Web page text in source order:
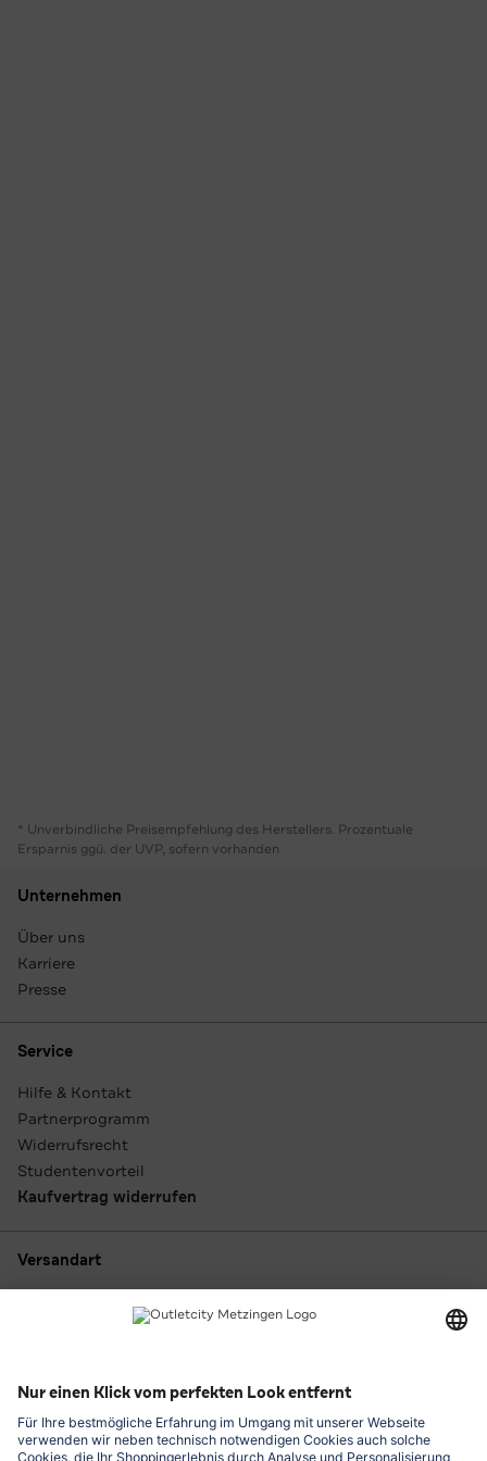
* Unverbindliche Preisempfehlung des Herstellers. Prozentuale
Ersparnis ggü. der UVP, sofern vorhanden
Unternehmen
Über uns
Karriere
Presse
Service
Hilfe & Kontakt
Partnerprogramm
Widerrufsrecht
Studentenvorteil
Kaufvertrag widerrufen
Versandart